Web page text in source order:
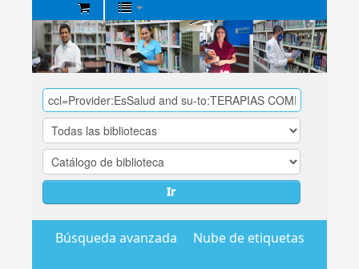
Biblioteca
Central
EsSalud
Ir
Búsqueda avanzada Nube de etiquetas